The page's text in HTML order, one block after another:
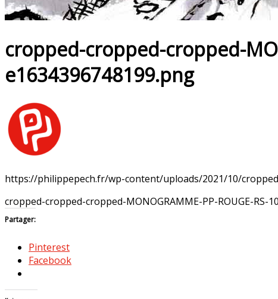
cropped-cropped-cropped-
e1634396748199.png
https://philippepech.fr/wp-content/uploads/2021/10/
cropped-cropped-cropped-MONOGRAMME-PP-ROUGE-RS-
Partager:
Pinterest
Facebook